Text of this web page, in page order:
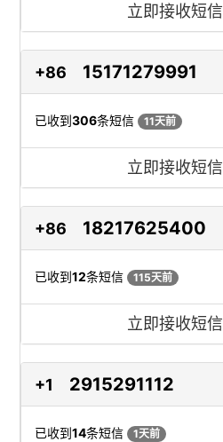
立即接收短信
+86 15171279991
已收到306条短信 11天前
立即接收短信
+86 18217625400
已收到12条短信 115天前
立即接收短信
+1 2915291112
已收到14条短信 1天前